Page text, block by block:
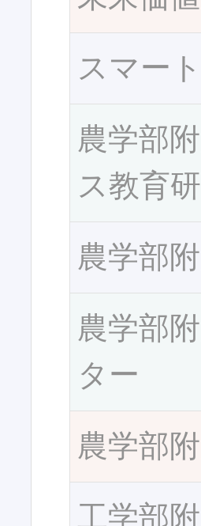
スマー
農学部
ス教育
農学部
農学部
ター
農学部
工学部